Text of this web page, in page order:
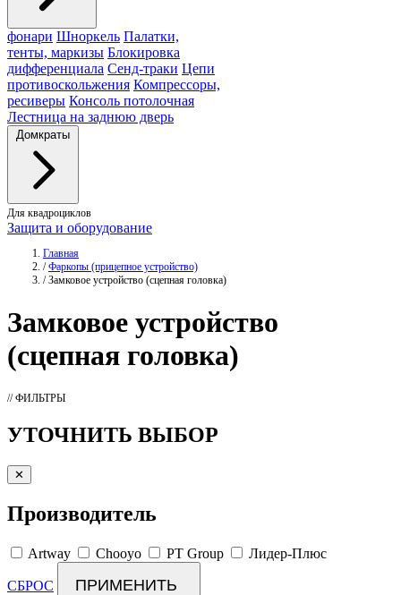
фонари Шноркель Палатки,
тенты, маркизы Блокировка
дифференциала Сенд-траки Цепи
противоскольжения Компрессоры,
ресиверы Консоль потолочная
Лестница на заднюю дверь
Домкраты
Для квадроциклов
Защита и оборудование
Главная
/ Фаркопы (прицепное устройство)
/ Замковое устройство (сцепная головка)
Замковое устройство
(сцепная головка)
// ФИЛЬТРЫ
УТОЧНИТЬ ВЫБОР
✕
Производитель
Artway Chooyo PT Group Лидер-Плюс
СБРОС ПРИМЕНИТЬ